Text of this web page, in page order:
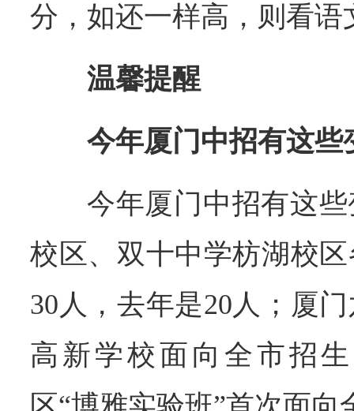
分，如还一样高，则看
温馨提醒
今年厦门中招有这些
今年厦门中招有这
校区、双十中学枋湖校
30人，去年是20人；厦
高新学校面向全市招